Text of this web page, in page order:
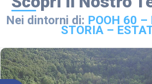
Nei dintorni di: POOH 60 –
STORIA –